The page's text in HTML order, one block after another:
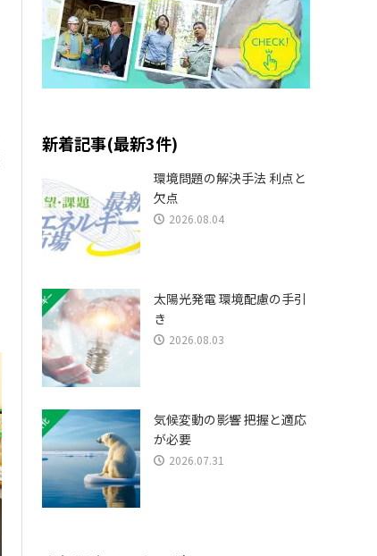
新着記事(最新3件)
環境問題の解決手法 利点と
欠点
2026.08.04
太陽光発電 環境配慮の手引
き
2026.08.03
気候変動の影響 把握と適応
が必要
2026.07.31